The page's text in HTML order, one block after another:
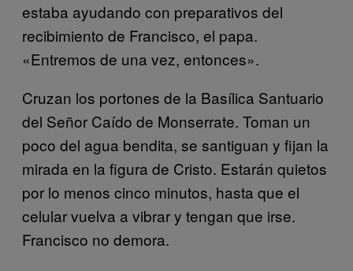
estaba ayudando con preparativos del
recibimiento de Francisco, el papa.
«Entremos de una vez, entonces».
Cruzan los portones de la Basílica Santuario
del Señor Caído de Monserrate. Toman un
poco del agua bendita, se santiguan y fijan la
mirada en la figura de Cristo. Estarán quietos
por lo menos cinco minutos, hasta que el
celular vuelva a vibrar y tengan que irse.
Francisco no demora.